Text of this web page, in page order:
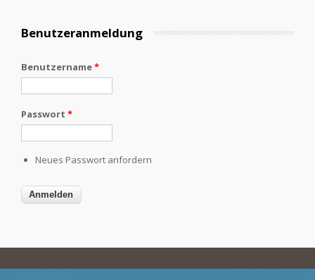
Benutzeranmeldung
Benutzername*
Passwort *
Neues Passwort anfordern